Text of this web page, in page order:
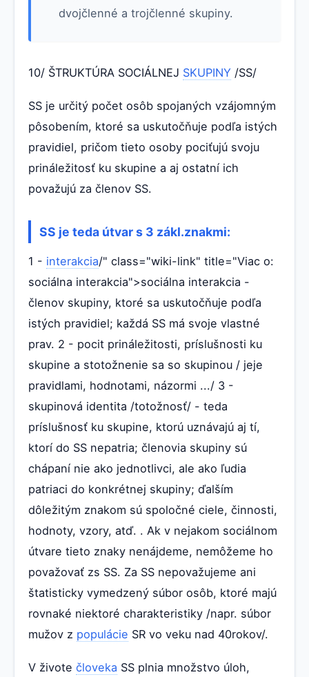
dvojčlenné a trojčlenné skupiny.
10/ ŠTRUKTÚRA SOCIÁLNEJ SKUPINY /SS/
SS je určitý počet osôb spojaných vzájomným
pôsobením, ktoré sa uskutočňuje podľa istých
pravidiel, pričom tieto osoby pociťujú svoju
prináležitosť ku skupine a aj ostatní ich
považujú za členov SS.
SS je teda útvar s 3 zákl.znakmi:
1 - interakcia/" class="wiki-link" title="Viac o:
sociálna interakcia">sociálna interakcia -
členov skupiny, ktoré sa uskutočňuje podľa
istých pravidiel; každá SS má svoje vlastné
prav. 2 - pocit prináležitosti, príslušnosti ku
skupine a stotožnenie sa so skupinou / jeje
pravidlami, hodnotami, názormi .../ 3 -
skupinová identita /totožnosť/ - teda
príslušnosť ku skupine, ktorú uznávajú aj tí,
ktorí do SS nepatria; členovia skupiny sú
chápaní nie ako jednotlivci, ale ako ľudia
patriaci do konkrétnej skupiny; ďalším
dôležitým znakom sú spoločné ciele, činnosti,
hodnoty, vzory, atď. . Ak v nejakom sociálnom
útvare tieto znaky nenájdeme, nemôžeme ho
považovať zs SS. Za SS nepovažujeme ani
štatisticky vymedzený súbor osôb, ktoré majú
rovnaké niektoré charakteristiky /napr. súbor
mužov z populácie SR vo veku nad 40rokov/.
V živote človeka SS plnia množstvo úloh,